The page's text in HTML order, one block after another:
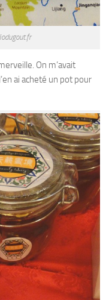
On m’avait
ai acheté un pot pour